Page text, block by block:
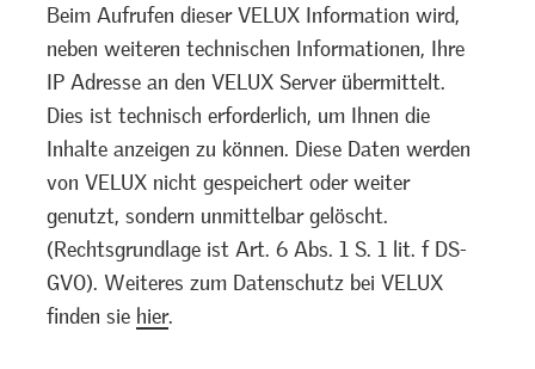
Beim Aufrufen dieser VELUX Information wird,
neben weiteren technischen Informationen, Ihre
IP Adresse an den VELUX Server übermittelt.
Dies ist technisch erforderlich, um Ihnen die
Inhalte anzeigen zu können. Diese Daten werden
von VELUX nicht gespeichert oder weiter
genutzt, sondern unmittelbar gelöscht.
(Rechtsgrundlage ist Art. 6 Abs. 1 S. 1 lit. f DS-
GVO). Weiteres zum Datenschutz bei VELUX
finden sie hier.